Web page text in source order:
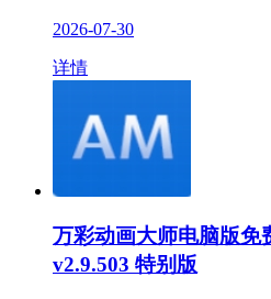
2026-07-30
详情
万彩动画大师电脑版免
v2.9.503 特别版